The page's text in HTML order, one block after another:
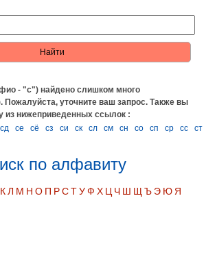
- "с") найдено слишком много
Пожалуйста, уточните ваш запрос.Также вы
из нижеприведенных ссылок :
сд се сё сз си ск сл см сн со сп ср сс
ст
по алфавиту
К Л М Н О П Р С Т У Ф Х Ц Ч Ш Щ Ъ Э Ю Я